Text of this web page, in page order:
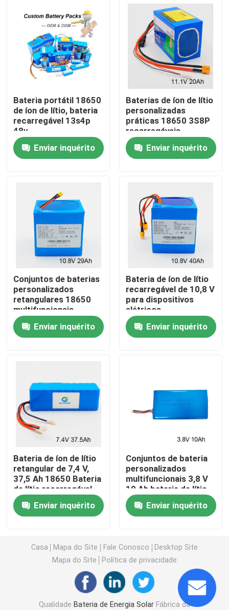
Produtos
Vídeos
Excursão da fábrica
Controle da qualidade
Contacte-nos
Peça umas citações
Energia da bateria da motocicleta
bateria elétrica da bicicleta
Bateria elétrica do "trotinette"
bateria de lítio do carrinho de golfe
Bateria de lítio de alta tensão
armário de armazenamento da energia
Bateria portátil 18650
de íon de lítio, bateria
recarregável 13s4p
48v
Enviar inquérito
Baterias de íon de lítio
personalizadas
práticas 18650 3S8P
recarregáveis
Enviar inquérito
Conjuntos de baterias
personalizados
retangulares 18650
multifuncionais
práticos
Enviar inquérito
Bateria de íon de lítio
recarregável de 10,8 V
para dispositivos
elétricos
Enviar inquérito
Bateria de íon de lítio
retangular de 7,4 V,
37,5 Ah 18650 Bateria
de lítio recarregável
Enviar inquérito
Conjuntos de bateria
personalizados
multifuncionais 3,8 V
10 Ah bateria de lítio
Enviar inquérito
Casa Mapa do Site Fale Conosco
Desktop Site
Mapa do Site
Política de privacidade
Qualidade Bateria de Energia SolarFábrica da